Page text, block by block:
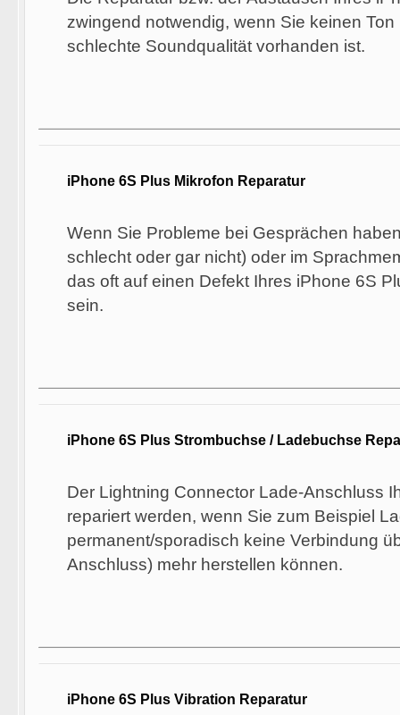
zwingend notwendig, wenn Sie keinen
schlechte Soundqualität vorhanden ist.
iPhone 6S Plus Mikrofon Reparatur
Wenn Sie Probleme bei Gesprächen
schlecht oder gar nicht) oder im
das oft auf einen Defekt Ihres iPhone 6S
sein.
iPhone 6S Plus Strombuchse / Ladebuchse
Der Lightning Connector Lade-Anschluss
repariert werden, wenn Sie zum Beispiel
permanent/sporadisch keine Verbindung
Anschluss) mehr herstellen können.
iPhone 6S Plus Vibration Reparatur